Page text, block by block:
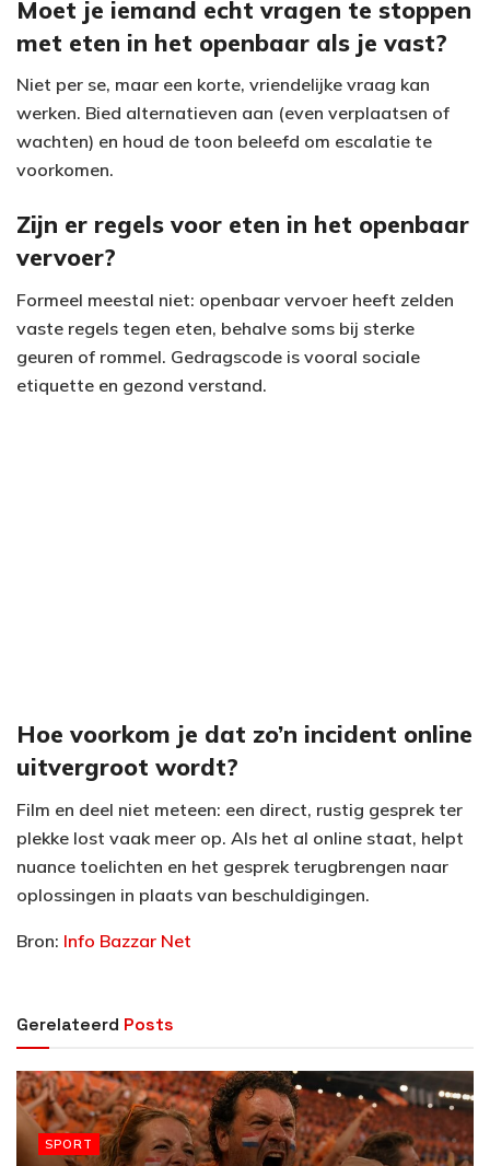
Moet je iemand echt vragen te stoppen
met eten in het openbaar als je vast?
Niet per se, maar een korte, vriendelijke vraag kan
werken. Bied alternatieven aan (even verplaatsen of
wachten) en houd de toon beleefd om escalatie te
voorkomen.
Zijn er regels voor eten in het openbaar
vervoer?
Formeel meestal niet: openbaar vervoer heeft zelden
vaste regels tegen eten, behalve soms bij sterke
geuren of rommel. Gedragscode is vooral sociale
etiquette en gezond verstand.
Hoe voorkom je dat zo’n incident online
uitvergroot wordt?
Film en deel niet meteen: een direct, rustig gesprek ter
plekke lost vaak meer op. Als het al online staat, helpt
nuance toelichten en het gesprek terugbrengen naar
oplossingen in plaats van beschuldigingen.
Bron: Info Bazzar Net
Gerelateerd Posts
SPORT